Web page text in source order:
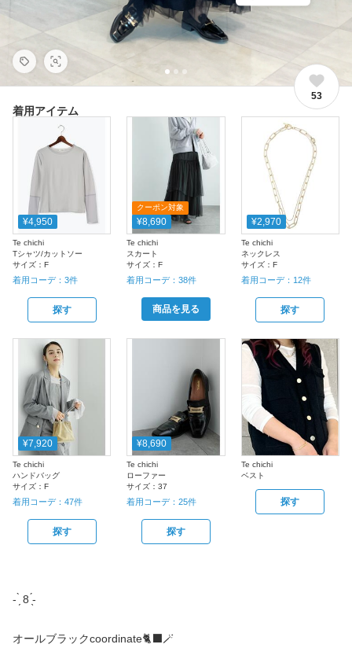
53
着用アイテム
¥4,950
Te chichi
Tシャツ/カットソー
サイズ： F
着用コーデ： 3件
探す
クーポン対象
¥8,690
Te chichi
スカート
サイズ：F
着用コーデ：38件
商品を見る
¥2,970
Te chichi
ネックレス
サイズ： F
着用コーデ： 12件
探す
¥7,920
Te chichi
ハンドバッグ
サイズ： F
着用コーデ： 47件
探す
¥8,690
Te chichi
ローファー
サイズ：37
着用コーデ：25件
探す
Te chichi
ベスト
探す
- ̗̀ 8 ̖́-
オールブラックcoordinate🐈‍⬛🪄